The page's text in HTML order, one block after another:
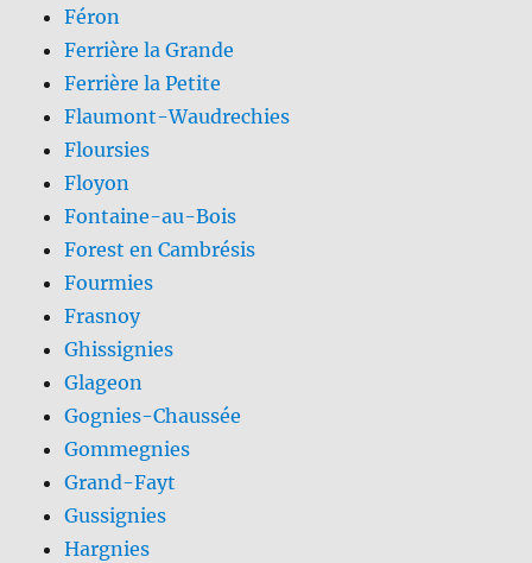
Féron
Ferrière la Grande
Ferrière la Petite
Flaumont-Waudrechies
Floursies
Floyon
Fontaine-au-Bois
Forest en Cambrésis
Fourmies
Frasnoy
Ghissignies
Glageon
Gognies-Chaussée
Gommegnies
Grand-Fayt
Gussignies
Hargnies